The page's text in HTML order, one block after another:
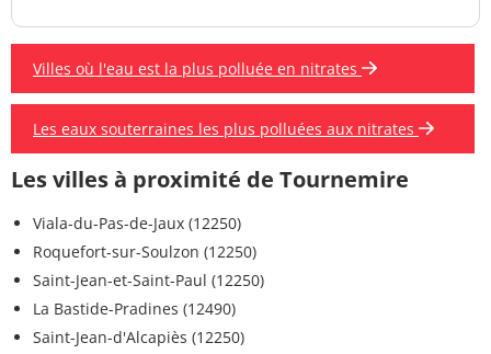
Villes où l'eau est la plus polluée en nitrates
Les eaux souterraines les plus polluées aux nitrates
Les villes à proximité de Tournemire
Viala-du-Pas-de-Jaux (12250)
Roquefort-sur-Soulzon (12250)
Saint-Jean-et-Saint-Paul (12250)
La Bastide-Pradines (12490)
Saint-Jean-d'Alcapiès (12250)